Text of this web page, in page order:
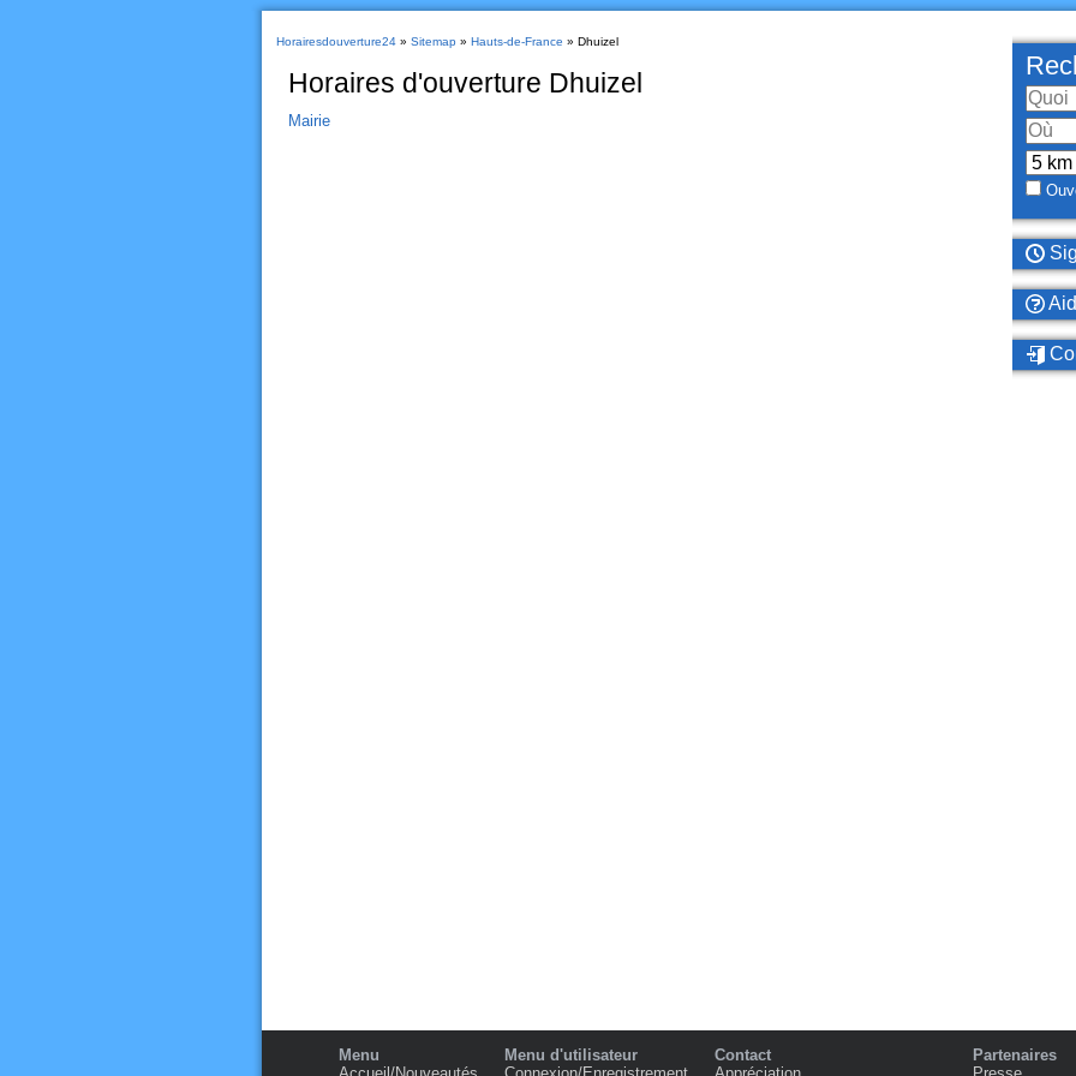
Horairesdouverture24» Sitemap» Hauts-de-France » Dhuizel
Horaires d'ouverture Dhuizel
Mairie
Menu
Menu d'utilisateur
Contact
Partenaires